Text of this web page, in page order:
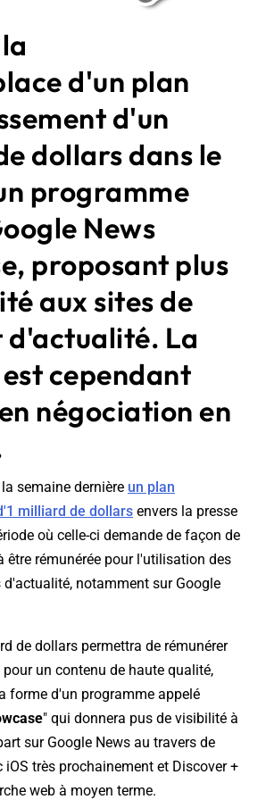
d'un plan
d'un
dollars dans le
programme
News
proposant plus
aux sites de
d'actualité. La
cependant
négociation en
semaine dernière un plan
milliard de dollars envers la presse
où celle-ci demande de façon de
être rémunérée pour l'utilisation des
notamment sur Google
de dollars permettra de rémunérer
pour un contenu de haute qualité,
forme d'un programme appelé
" qui donnera pus de visibilité à
sur Google News au travers de
iOS très prochainement et Discover +
web à moyen terme.